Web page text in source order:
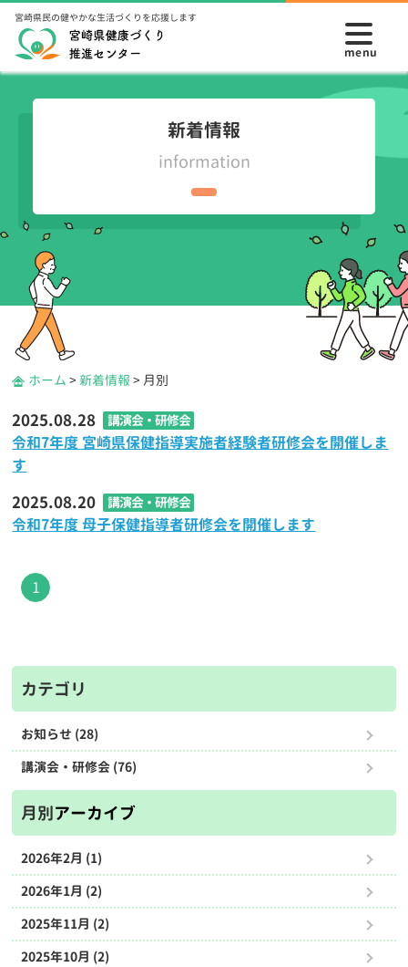
宮崎県民の健やかな生活づくりを応援します
新着情報
information
ホーム >新着情報 > 月別
2025.08.28 講演会・研修会
令和7年度 宮崎県保健指導実施者経験者研修会を開催しま
す
2025.08.20 講演会・研修会
令和7年度 母子保健指導者研修会を開催します
1
カテゴリ
お知らせ (28)
講演会・研修会 (76)
月別アーカイブ
2026年2月 (1)
2026年1月 (2)
2025年11月 (2)
2025年10月 (2)